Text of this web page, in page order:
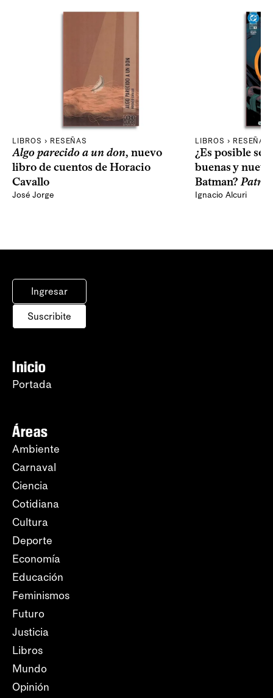
LIBROS › RESEÑAS
Algo parecido a un don, nuevo
libro de cuentos de Horacio
Cavallo
José Jorge
LIBROS › RESEÑAS
¿Es posible
buenas y
Batman?
Ignacio Alcuri
Ingresar
Suscribite
Inicio
Portada
Áreas
Ambiente
Carnaval
Ciencia
Cotidiana
Cultura
Deporte
Economía
Educación
Feminismos
Futuro
Justicia
Libros
Mundo
Opinión